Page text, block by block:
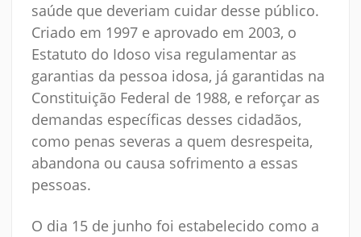
saúde que deveriam cuidar desse público.
Criado em 1997 e aprovado em 2003, o
Estatuto do Idoso visa regulamentar as
garantias da pessoa idosa, já garantidas na
Constituição Federal de 1988, e reforçar as
demandas específicas desses cidadãos,
como penas severas a quem desrespeita,
abandona ou causa sofrimento a essas
pessoas.
O dia 15 de junho foi estabelecido como a